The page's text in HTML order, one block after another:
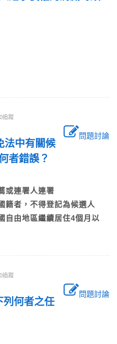
0追蹤
問題討論
法中有關候
者錯誤？
或連署人連署
籍者，不得登記為候選人
自由地區繼續居住4個月以
0追蹤
問題討論
列何者之任